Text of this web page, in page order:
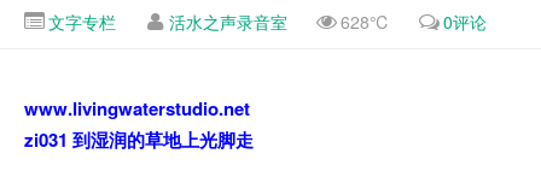
文字专栏 活水之声录音室 628℃ 0评论
www.livingwaterstudio.net
zi031 到湿润的草地上光脚走